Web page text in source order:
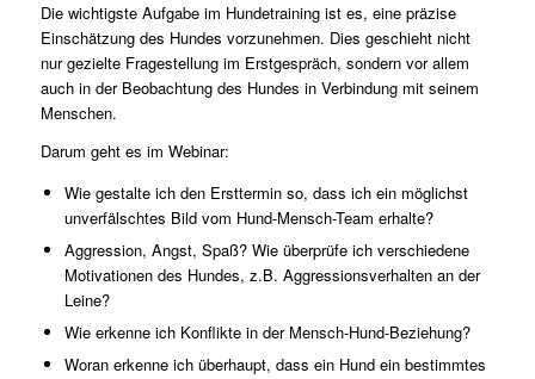
Die wichtigste Aufgabe im Hundetraining ist es, eine präzise
Einschätzung des Hundes vorzunehmen. Dies geschieht nicht
nur gezielte Fragestellung im Erstgespräch, sondern vor allem
auch in der Beobachtung des Hundes in Verbindung mit seinem
Menschen.
Darum geht es im Webinar:
Wie gestalte ich den Ersttermin so, dass ich ein möglichst
unverfälschtes Bild vom Hund-Mensch-Team erhalte?
Aggression, Angst, Spaß? Wie überprüfe ich verschiedene
Motivationen des Hundes, z.B. Aggressionsverhalten an der
Leine?
Wie erkenne ich Konflikte in der Mensch-Hund-Beziehung?
Woran erkenne ich überhaupt, dass ein Hund ein bestimmtes